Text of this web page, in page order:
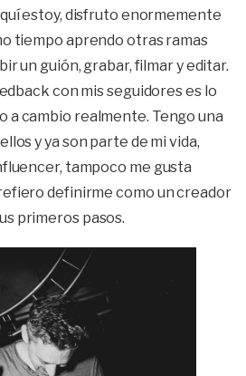
estoy, disfruto enormemente
tiempo aprendo otras ramas
un guión, grabar, filmar y editar.
con mis seguidores es lo
a cambio realmente. Tengo una
y ya son parte de mi vida,
tampoco me gusta
definirme como un creador
primeros pasos.